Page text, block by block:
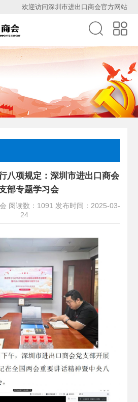
欢迎访问深圳市进出口商会官方网站
八项规定：深圳市进出口商会
部专题学习会
阅读数：1091 发布时间：2025-03-
24